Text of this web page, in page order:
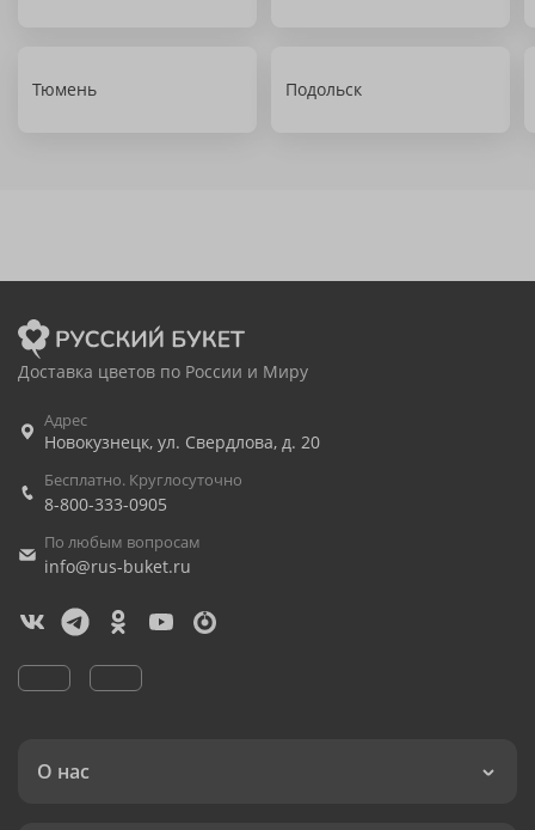
Тюмень Подольск
Доставка цветов по России и Миру
Адрес
Новокузнецк, ул. Свердлова, д. 20
Бесплатно. Круглосуточно
8-800-333-0905
По любым вопросам
info@rus-buket.ru
О нас